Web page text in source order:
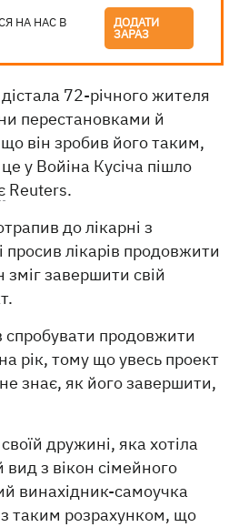
НА НАС В ДОДАТИ
ЗАРАЗ
72-річного жителя
перестановками й
він зробив його таким,
у Войіна Кусіча пішло
Reuters.
до лікарні з
лікарів продовжити
завершити свій
спробувати продовжити
рік, тому що увесь проект
не знає, як його завершити,
дружині, яка хотіла
з вікон сімейного
винахідник-самоучка
таким розрахунком, що